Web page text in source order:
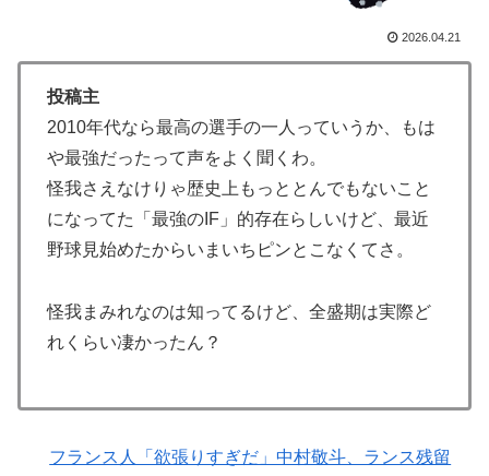
海外「先進国で日本だけパスポート所有率が低すぎる、
▶
米：トランプ大統領、「敵性外国人」による「米国籍目
的の出産ツーリズム禁止令」に署名…寄生侵略防止へ
[海外の反応]
▶
外国人「2002年W杯は?」韓国サッカーに衝撃的不祥
事！W杯予選でレフリーへの不適切接待発覚！海外騒
然！【海外の反応】
（通算5回目・最多優勝国）」→「韓国は8強で落ちたの
に・・・もう越えられない壁になってしまったね」「韓
てくれているぞ！アメリカの良さを再発見できる！」
2026.04.21
投稿主
2010年代なら最高の選手の一人っていうか、もは
や最強だったって声をよく聞くわ。
怪我さえなけりゃ歴史上もっととんでもないこと
になってた「最強のIF」的存在らしいけど、最近
野球見始めたからいまいちピンとこなくてさ。
怪我まみれなのは知ってるけど、全盛期は実際ど
れくらい凄かったん？
フランス人「欲張りすぎだ」中村敬斗、ランス残留